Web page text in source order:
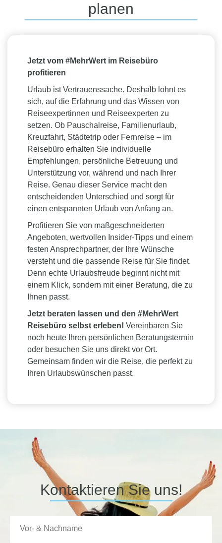
planen
Jetzt vom #MehrWert im Reisebüro
profitieren
Urlaub ist Vertrauenssache. Deshalb lohnt es
sich, auf die Erfahrung und das Wissen von
Reiseexpertinnen und Reiseexperten zu
setzen. Ob Pauschalreise, Familienurlaub,
Kreuzfahrt, Städtetrip oder Fernreise – im
Reisebüro erhalten Sie individuelle
Empfehlungen, persönliche Betreuung und
Unterstützung vor, während und nach Ihrer
Reise. Genau dieser Service macht den
entscheidenden Unterschied und sorgt für
einen entspannten Urlaub von Anfang an.
Profitieren Sie von maßgeschneiderten
Angeboten, wertvollen Insider-Tipps und einem
festen Ansprechpartner, der Ihre Wünsche
versteht und die passende Reise für Sie findet.
Denn echte Urlaubsfreude beginnt nicht mit
einem Klick, sondern mit einer Beratung, die zu
Ihnen passt.
Jetzt beraten lassen und den #MehrWert
Reisebüro selbst erleben! Vereinbaren Sie
noch heute Ihren persönlichen Beratungstermin
oder besuchen Sie uns direkt vor Ort.
Gemeinsam finden wir die Reise, die perfekt zu
Ihren Urlaubswünschen passt.
Kontaktieren Sie uns!